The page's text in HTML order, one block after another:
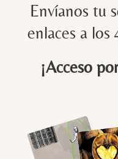
Envíanos tu
enlaces a los
¡Acceso